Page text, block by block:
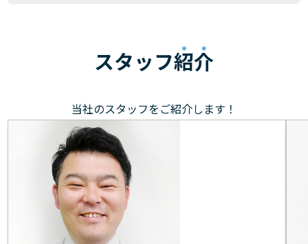
スタッフ紹介
当社のスタッフをご紹介します！